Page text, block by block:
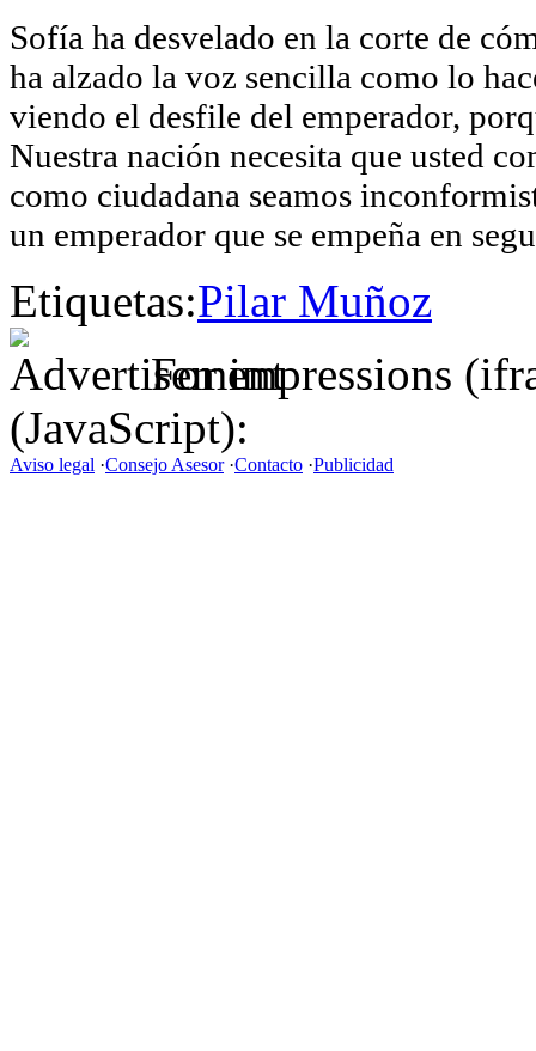
Sofía ha desvelado en la corte de
ha alzado la voz sencilla como lo
viendo el desfile del emperador,
Nuestra nación necesita que usted
como ciudadana seamos
un emperador que se empeña en
Etiquetas:Pilar Muñoz
For impressions
(JavaScript):
Aviso legal ·Consejo Asesor·Contacto ·Publicidad